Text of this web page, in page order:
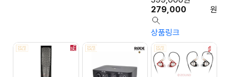
279,000 원
상품링크